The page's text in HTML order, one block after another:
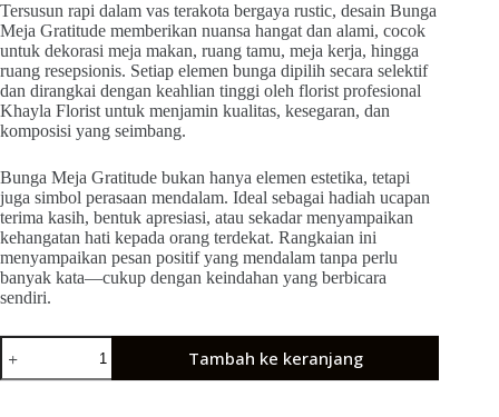
Tersusun rapi dalam vas terakota bergaya rustic, desain Bunga
Meja Gratitude memberikan nuansa hangat dan alami, cocok
untuk dekorasi meja makan, ruang tamu, meja kerja, hingga
ruang resepsionis. Setiap elemen bunga dipilih secara selektif
dan dirangkai dengan keahlian tinggi oleh florist profesional
Khayla Florist untuk menjamin kualitas, kesegaran, dan
komposisi yang seimbang.
Bunga Meja Gratitude bukan hanya elemen estetika, tetapi
juga simbol perasaan mendalam. Ideal sebagai hadiah ucapan
terima kasih, bentuk apresiasi, atau sekadar menyampaikan
kehangatan hati kepada orang terdekat. Rangkaian ini
menyampaikan pesan positif yang mendalam tanpa perlu
banyak kata—cukup dengan keindahan yang berbicara
sendiri.
Tambah ke keranjang